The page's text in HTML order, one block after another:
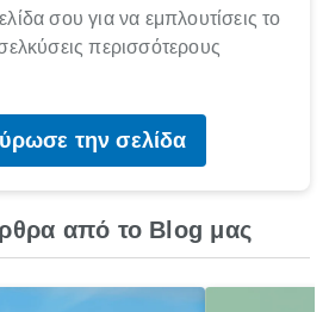
σου για να εμπλουτίσεις το
περισσότερους
την σελίδα
από το Blog μας